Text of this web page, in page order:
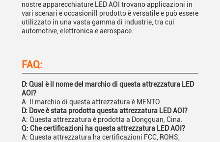
nostre apparecchiature LED AOI trovano applicazioni in
vari scenari e occasioniIl prodotto è versatile e può essere
utilizzato in una vasta gamma di industrie, tra cui
automotive, elettronica e aerospace.
FAQ:
D: Qual è il nome del marchio di questa attrezzatura LED
AOI?
A: Il marchio di questa attrezzatura è MENTO.
D: Dove è stata prodotta questa attrezzatura LED AOI?
A: Questa attrezzatura è prodotta a Dongguan, Cina.
Q: Che certificazioni ha questa attrezzatura LED AOI?
A: Questa attrezzatura ha certificazioni FCC, ROHS,